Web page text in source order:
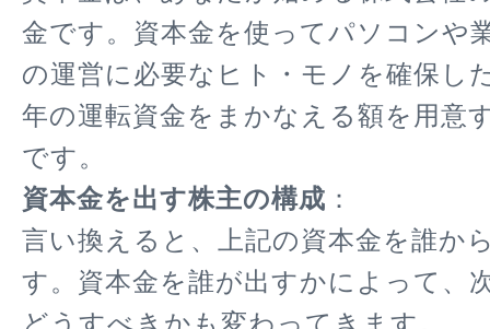
金です。資本金を使ってパソコンや
の運営に必要なヒト・モノを確保し
年の運転資金をまかなえる額を用意
です。
資本金を出す株主の構成 ：
言い換えると、上記の資本金を誰か
す。資本金を誰が出すかによって、
どうすべきかも変わってきます。